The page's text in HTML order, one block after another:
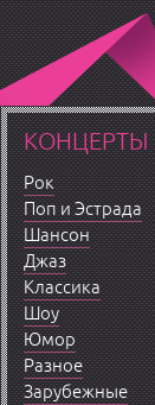
КОНЦЕРТЫ
Рок
Поп и Эстрада
Шансон
Джаз
Классика
Шоу
Юмор
Разное
Зарубежные